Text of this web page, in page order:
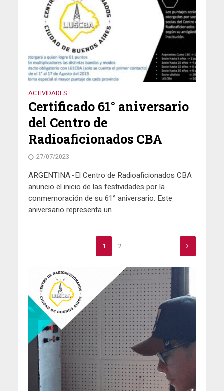
ACTIVIDADES
Certificado 61° aniversario
del Centro de
Radioaficionados CBA
27/07/2023
ARGENTINA.-El Centro de Radioaficionados CBA
anuncio el inicio de las festividades por la
conmemoración de su 61° aniversario. Este
aniversario representa un...
1 2